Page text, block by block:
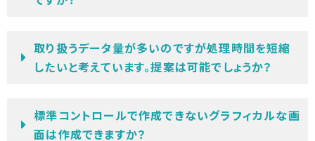
取り扱うデータ量が多いのですが処理時間を短縮
したいと考えています。提案は可能でしょうか？
標準コントロールで作成できないグラフィカルな画
面は作成できますか？